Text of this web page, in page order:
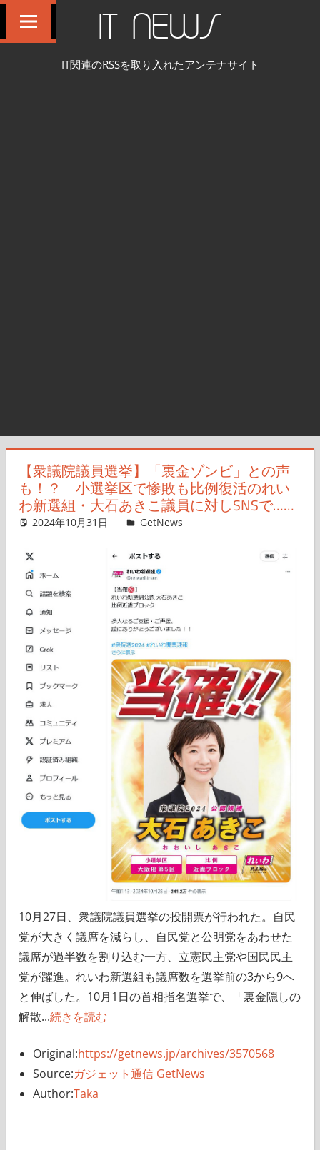
IT NEWS
IT関連のRSSを取り入れたアンテナサイト
【衆議院議員選挙】「裏金ゾンビ」との声
も！？ 小選挙区で惨敗も比例復活のれい
わ新選組・大石あきこ議員に対しSNSで……
2024年10月31日 Taka
GetNews
10月27日、衆議院議員選挙の投開票が行われた。自民
党が大きく議席を減らし、自民党と公明党をあわせた
議席が過半数を割り込む一方、立憲民主党や国民民主
党が躍進。れいわ新選組も議席数を選挙前の3から9へ
と伸ばした。10月1日の首相指名選挙で、「裏金隠しの
解散...続きを読む
Original:https://getnews.jp/archives/3570568
Source:ガジェット通信 GetNews
Author:Taka